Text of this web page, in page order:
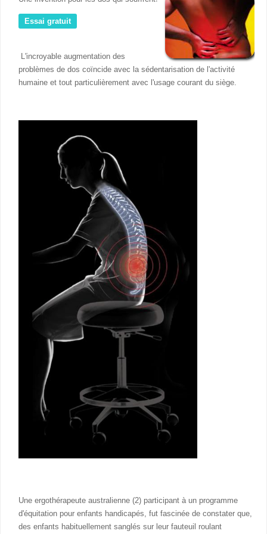
Essai gratuit
L'incroyable augmentation des
problèmes de dos coïncide avec la sédentarisation de l'activité
humaine et tout particulièrement avec l'usage courant du siège.
Une ergothérapeute australienne (2) participant à un programme
d'équitation pour enfants handicapés, fut fascinée de constater que,
des enfants habituellement sanglés sur leur fauteuil roulant